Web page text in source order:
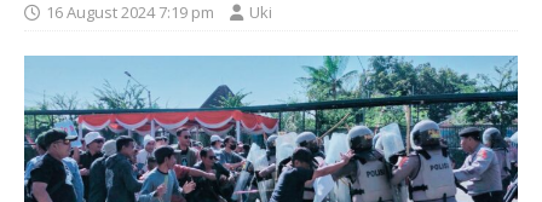
16 August 2024 7:19 pm Uki